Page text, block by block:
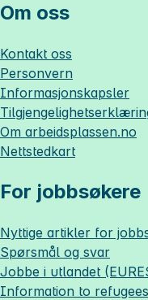
Om oss
Kontakt oss
Personvern
Informasjonskapsler
Om arbeidsplassen.no
Nettstedkart
For jobbsøkere
Nyttige artikler for
Spørsmål og svar
Jobbe i utlandet
Information to